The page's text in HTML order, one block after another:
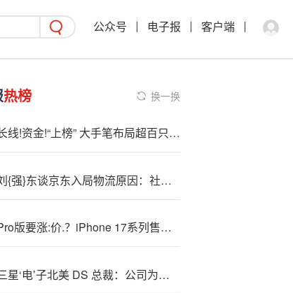
公众号 电子报 客户端
热榜 换一换
长线!资金!“上榜” 大手笔布局超百只A股
刘{强}东谈京东入局物流原因：社会化物流成本太高
Pro版要涨:价.？iPhone 17系列售价曝光
三星‘电’子北美 DS 总裁：公司为英伟达 DGX Spark 供应 PM9E1 固态硬盘